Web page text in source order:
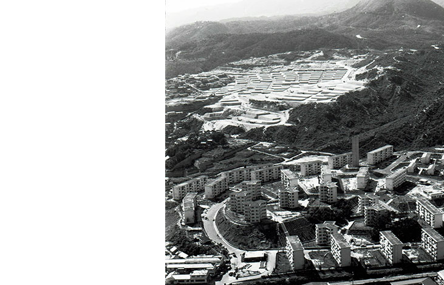
連載
ジャーナル
タグ一覧